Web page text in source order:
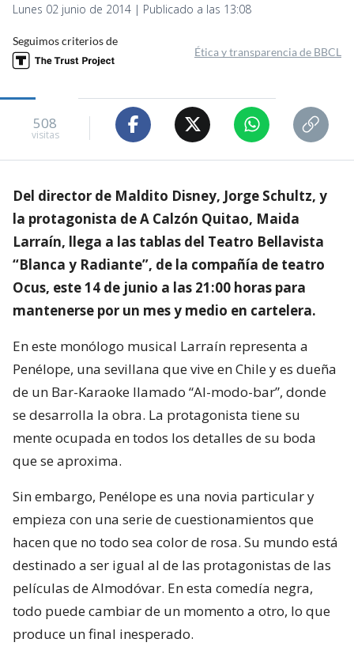
Lunes 02 junio de 2014 | Publicado a las 13:08
Seguimos criterios de
Ética y transparencia de BBCL
508
visitas
Del director de Maldito Disney, Jorge Schultz, y
la protagonista de A Calzón Quitao, Maida
Larraín, llega a las tablas del Teatro Bellavista
“Blanca y Radiante”, de la compañía de teatro
Ocus, este 14 de junio a las 21:00 horas para
mantenerse por un mes y medio en cartelera.
En este monólogo musical Larraín representa a
Penélope, una sevillana que vive en Chile y es dueña
de un Bar-Karaoke llamado “Al-modo-bar”, donde
se desarrolla la obra. La protagonista tiene su
mente ocupada en todos los detalles de su boda
que se aproxima.
Sin embargo, Penélope es una novia particular y
empieza con una serie de cuestionamientos que
hacen que no todo sea color de rosa. Su mundo está
destinado a ser igual al de las protagonistas de las
películas de Almodóvar. En esta comedía negra,
todo puede cambiar de un momento a otro, lo que
produce un final inesperado.